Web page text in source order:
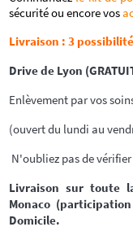
sécurité ou encore vos
Livraison : 3
Drive de Lyon
Enlèvement par vos
(ouvert du lundi au
N'oubliez pas de
Livraison sur toute
Monaco
Domicile.